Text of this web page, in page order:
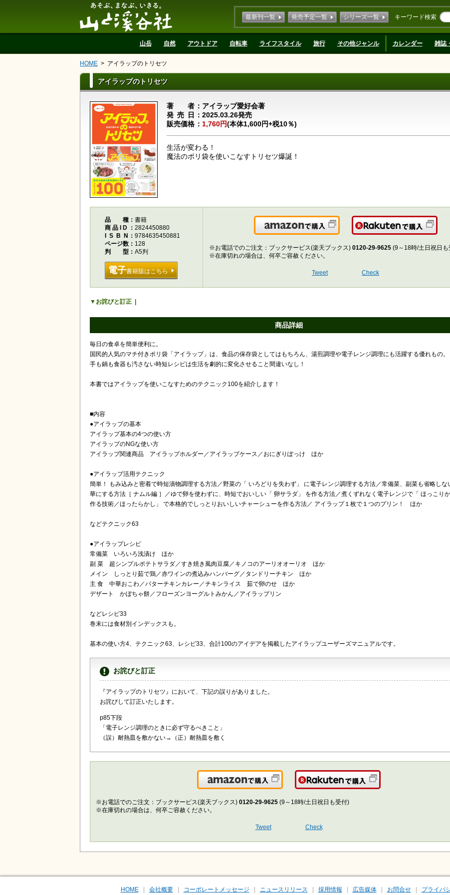
キーワード検索
最新刊一覧 発売予定一覧 シリーズ一覧
山岳 自然 アウトドア 自転車 ライフスタイル 旅行 その他ジャンル カレンダー 雑誌
HOME アイラップのトリセツ
アイラップのトリセツ
著者アイラップ愛好会著
発売日 2025.03.26発売
販売価格
1,760円(本体1,600円+税10％)
生活が変わる！
魔法のポリ袋を使いこなすトリセツ爆誕！
品種書籍
商品ID
2824450880
ISBN
9784635450881
ページ数
128
判型A5判
電子書籍版はこちら
Amazonで購入 楽天
※お電話でのご注文：ブックサービス(楽天ブックス) 0120-29-9625 (9～18時/土日祝日も
※在庫切れの場合は、何卒ご容赦ください。
Tweet Check
お詫びと訂正
商品詳細
毎日の食卓を簡単便利に。
国民的人気のマチ付きポリ袋「アイラップ」は、食品の保存袋としてはもちろん、湯煎調理や電子レンジ調理にも活躍する優れもの。
手も鍋も食器も汚さない時短レシピは生活を劇的に変化させること間違いなし！
本書ではアイラップを使いこなすためのテクニック100を紹介します！
■内容
●アイラップの基本
アイラップ基本の4つの使い方
アイラップのNGな使い方
アイラップ関連商品 アイラップホルダー／アイラップケース／おにぎりぽっけ ほか
●アイラップ活用テクニック
簡単！ もみ込みと密着で時短漬物調理する方法／野菜の「 いろどりを失わず」 に電子レンジ調理する方法／常備菜、副菜も省略しな
華にする方法［ ナムル編 ］／ゆで卵を使わずに、時短でおいしい「 卵サラダ」 を作る方法／煮くずれなく電子レンジで「 ほっこり
作る技術／ほったらかし」 で本格的でしっとりおいしいチャーシューを作る方法／ アイラップ１枚で１つのプリン！ ほか
などテクニック63
●アイラップレシピ
常備菜 いろいろ浅漬け ほか
副 菜 超シンプルポテトサラダ／すき焼き風肉豆腐／キノコのアーリオオーリオ ほか
メイン しっとり茹で鶏／赤ワインの煮込みハンバーグ／タンドリーチキン ほか
主 食 中華おこわ／バターチキンカレー／チキンライス 茹で卵のせ ほか
デザート かぼちゃ餅／フローズンヨーグルトみかん／アイラップリン
などレシピ33
巻末には食材別インデックスも。
基本の使い方4、テクニック63、レシピ33、合計100のアイデアを掲載したアイラップユーザーズマニュアルです。
お詫びと訂正
『アイラップのトリセツ』において、下記の誤りがありました。
お詫びして訂正いたします。
p85下段
「電子レンジ調理のときに必ず守るべきこと」
（誤）耐熱皿を敷かない→（正）耐熱皿を敷く
Amazonで購入 楽天で購入
※お電話でのご注文：ブックサービス(楽天ブックス) 0120-29-9625 (9～18時/土日祝日も受付)
※在庫切れの場合は、何卒ご容赦ください。
Tweet Check
HOME 会社概要 コーポレートメッセージ ニュースリリース 採用情報 広告媒体 お問合せ プライバ